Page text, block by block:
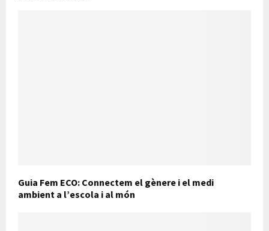
Guia Fem ECO: Connectem el gènere i el medi
ambient a l’escola i al món